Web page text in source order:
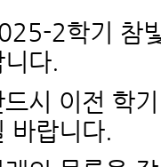
2학기 참
니다.
드시 이전 학
바랍니다.